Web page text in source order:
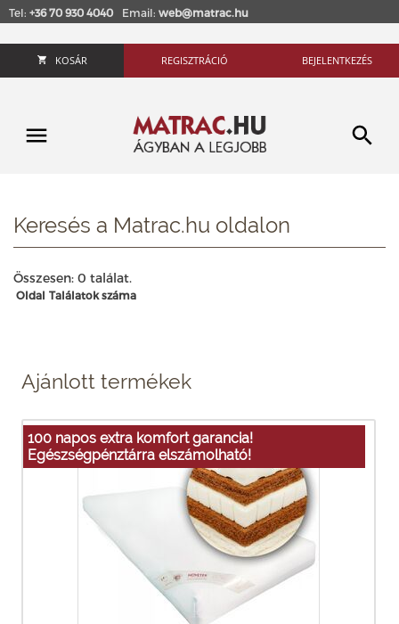
Tel: +36 70 930 4040 Email: web@matrac.hu
KOSÁR REGISZTRÁCIÓ BEJELENTKEZÉS
Keresés a Matrac.hu oldalon
Összesen: 0 találat.
Oldal Találatok száma
Ajánlott termékek
100 napos extra komfort garancia!
Egészségpénztárra elszámolható!